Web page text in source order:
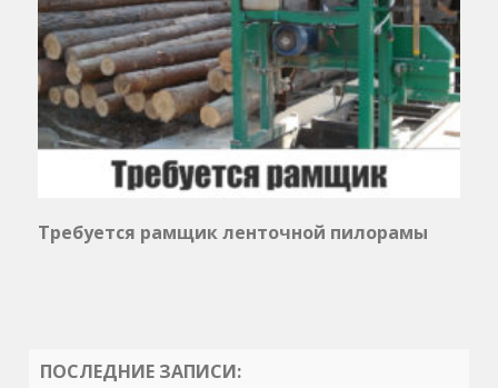
Требуется рамщик ленточной пилорамы
ПОСЛЕДНИЕ ЗАПИСИ: